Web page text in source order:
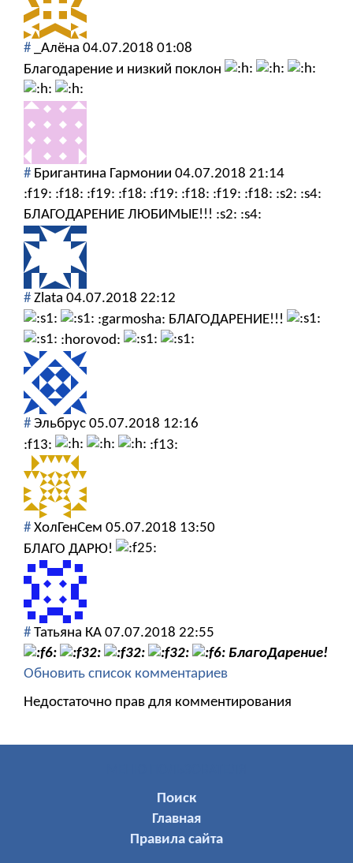
# _Алёна 04.07.2018 01:08
Благодарение и низкий поклон
# Бригантина Гармонии 04.07.2018 21:14
:f19: :f18: :f19: :f18: :f19: :f18: :f19: :f18: :s2: :s4:
БЛАГОДАРЕНИЕ ЛЮБИМЫЕ!!! :s2: :s4:
# Zlata 04.07.2018 22:12
:garmosha: БЛАГОДАРЕНИЕ!!!
:horovod:
# Эльбрус 05.07.2018 12:16
:f13:
:f13:
# ХолГенСем 05.07.2018 13:50
БЛАГО ДАРЮ!
# Татьяна КА 07.07.2018 22:55
БлагоДарение!
Обновить список комментариев
Недостаточно прав для комментирования
Поиск
Главная
Правила сайта